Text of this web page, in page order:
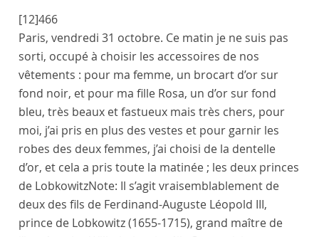
[12]466
Paris, vendredi 31 octobre. Ce matin je ne suis pas
sorti, occupé à choisir les accessoires de nos
vêtements : pour ma femme, un brocart d’or sur
fond noir, et pour ma fille Rosa, un d’or sur fond
bleu, très beaux et fastueux mais très chers, pour
moi, j’ai pris en plus des vestes et pour garnir les
robes des deux femmes, j’ai choisi de la dentelle
d’or, et cela a pris toute la matinée ; les deux princes
de LobkowitzNote: Il s’agit vraisemblablement de
deux des fils de Ferdinand-Auguste Léopold III,
prince de Lobkowitz (1655-1715), grand maître de